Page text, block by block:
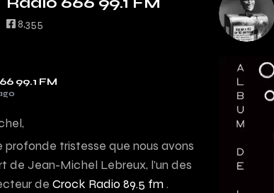
8,355
99.1 FM
profonde tristesse que nous avons
de Jean-Michel Lebreux, l’un des
de Crock Radio 89.5 fm.